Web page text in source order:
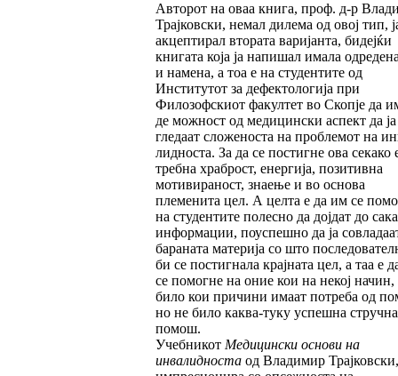
Авторот на оваа книга, проф. д-р
Трај­ковски, немал дилема од овој тип,
акцеп­ти­рал втората варијанта, бидејќи
книгата која ја напишал имала
и намена, а тоа е на студентите од
Институтот за дефектологија при
Филозофскиот факултет во Скопје да
де можност од медицински аспект да
гледаат сложеноста на проблемот на
лид­носта. За да се постигне ова
треб­на храброст, енергија, позитивна
мотиви­ра­ност, знаење и во основа
племенита цел. А цел­та е да им се
на студентите полесно да дојдат до
информации, поуспешно да ја
бараната материја со што
би се постигнала крајната цел, а таа е
се помогне на оние кои на некој начин,
било кои причини имаат потреба од
но не било каква-туку успешна стручна
помош.
Учебникот Медицински основи на
инвалидностаод Владимир Трајковски,